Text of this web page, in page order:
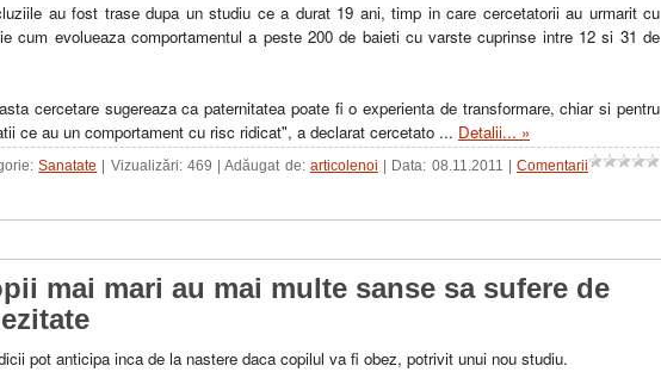
au fost trase dupa un studiu ce a durat 19 ani, timp in care cercetatorii au urmarit cu
cum evolueaza comportamentul a peste 200 de baieti cu varste cuprinse intre 12 si 31 de
cercetare sugereaza ca paternitatea poate fi o experienta de transformare, chiar si pentru
ce au un comportament cu risc ridicat", a declarat cercetato ... Detalii... »
Sanatate | Vizualizări: 469 | Adăugat de: articolenoi | Data: 08.11.2011 |Comentarii
mai mari au mai multe sanse sa sufere de
pot anticipa inca de la nastere daca copilul va fi obez, potrivit unui nou studiu.